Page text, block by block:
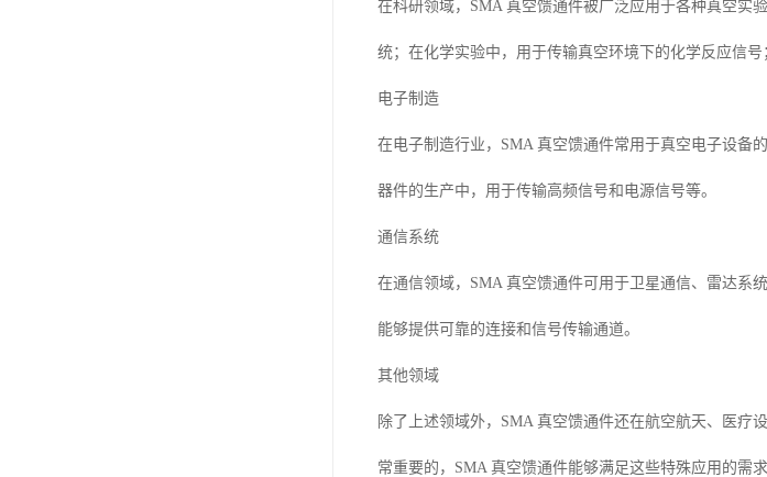
在科研领域，SMA 真空馈通件被广泛应用于各种真空实
统；在化学实验中，用于传输真空环境下的化学反应信
电子制造
在电子制造行业，SMA 真空馈通件常用于真空电子设备
器件的生产中，用于传输高频信号和电源信号等。
通信系统
在通信领域，SMA 真空馈通件可用于卫星通信、雷达系
能够提供可靠的连接和信号传输通道。
其他领域
除了上述领域外，SMA 真空馈通件还在航空航天、医疗
常重要的，SMA 真空馈通件能够满足这些特殊应用的需求